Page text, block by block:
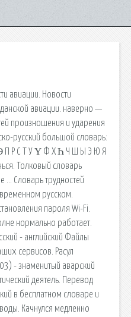
авиации. Новости
авиации. наверно —
произношения и ударения
русский большой словарь:
П Р С Т У Ү Ф Х Һ Ч Ш Ы Э Ю Я
Толковый словарь
Словарь трудностей
русском.
пароля Wi-Fi.
нормально работает.
- английский Файлы
сервисов. Расул
- знаменитый аварский
деятель. Перевод
в бесплатном словаре и
Качнулся медленно